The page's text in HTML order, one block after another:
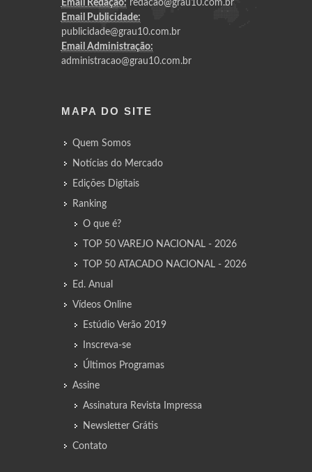
Email Redação: redacao@grau10.com.br
Email Publicidade:
publicidade@grau10.com.br
Email Administração:
administracao@grau10.com.br
MAPA DO SITE
Quem Somos
Notícias do Mercado
Edições Digitais
Ranking
O que é?
TOP 50 VAREJO NACIONAL - 2026
TOP 50 ATACADO NACIONAL - 2026
Ed. Anual
Vídeos Online
Estúdio Verão 2019
Inscreva-se
Últimos Programas
Assine
Assinatura Revista Impressa
Newsletter Grátis
Contato